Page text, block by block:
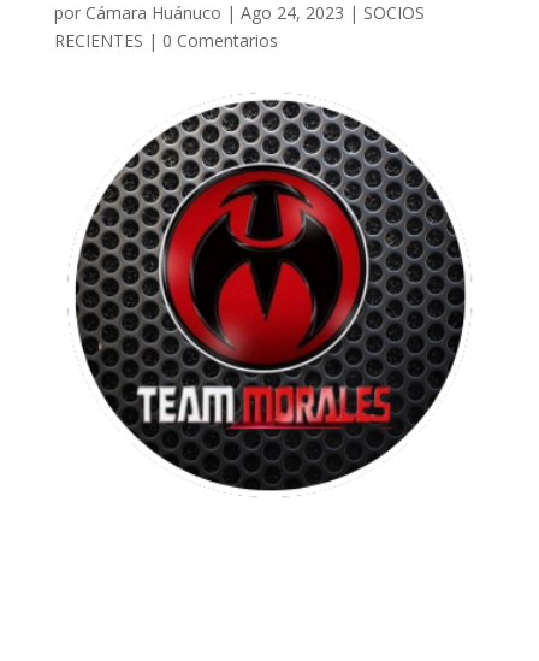
por Cámara Huánuco | Ago 24, 2023 | SOCIOS
RECIENTES | 0 Comentarios